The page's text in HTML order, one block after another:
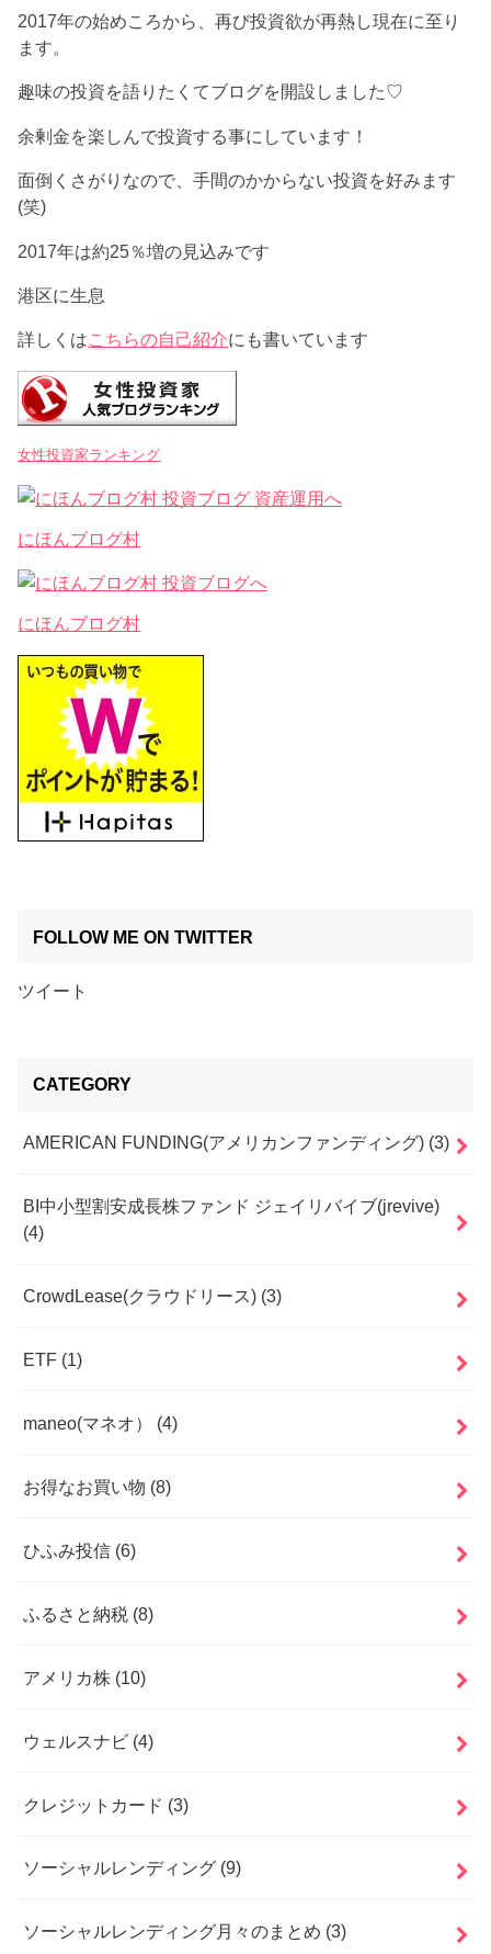
2017年の始めころから、再び投資欲が再熱し現在に至り
ます。
趣味の投資を語りたくてブログを開設しました♡
余剰金を楽しんで投資する事にしています！
面倒くさがりなので、手間のかからない投資を好みます
(笑)
2017年は約25％増の見込みです
港区に生息
詳しくはこちらの自己紹介にも書いています
女性投資家ランキング
にほんブログ村
にほんブログ村
FOLLOW ME ON TWITTER
ツイート
CATEGORY
AMERICAN FUNDING(アメリカンファンディング) (3)
BI中小型割安成長株ファンド ジェイリバイブ(jrevive)
(4)
CrowdLease(クラウドリース) (3)
ETF (1)
maneo(マネオ） (4)
お得なお買い物 (8)
ひふみ投信 (6)
ふるさと納税 (8)
アメリカ株 (10)
ウェルスナビ (4)
クレジットカード (3)
ソーシャルレンディング (9)
ソーシャルレンディング月々のまとめ (3)